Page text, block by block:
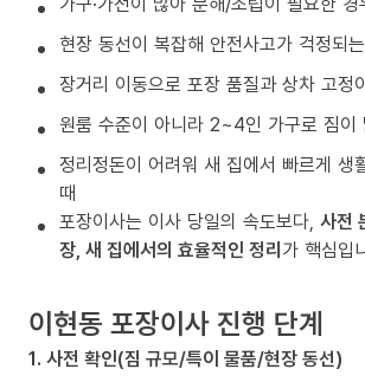
현장 동선이 복잡해 안전사고가 걱정되
장거리 이동으로 포장 품질과 상차 고정
원룸 수준이 아니라 2~4인 가구로 짐이
정리정돈이 어려워 새 집에서 빠르게 생
때
포장이사는 이사 당일의 속도보다, 사전
장, 새 집에서의 효율적인 정리가 핵심입
이현동 포장이사 진행 단계
1. 사전 확인(짐 규모/특이 물품/현장 동선)